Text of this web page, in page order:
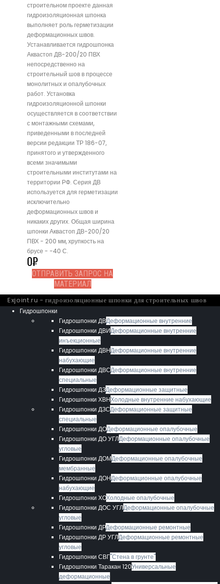
строительном проекте данная
гидроизоляционная шпонка
выполняет роль герметизации
деформационных швов.
Устанавливается гидрошпонка
Аквастоп ДВ-200/20 ПВХ
непосредственно на
строительный шов в процессе
монолитных и опалубочных
работ. Установка
гидроизоляционной шпонки
осуществляется в соответствии
с монтажными схемами,
приведенными в последней
версии редакции ТР 186-07,
принятого и утвержденного
всеми значимыми
строительными институтами на
территории РФ. Серия ДВ
используется для герметизации
исключительно
деформационных швов и
никаких других. Общая ширина
шпонки Аквастоп ДВ-200/20
ПВХ - 200 мм, хрупкость на
брусе - -40 С.
0₽
ОТПРАВИТЬ ЗАПРОС НА
МАТЕРИАЛ
Exjoint.ru - гидроизоляционные шпонки для строительных швов
Гидрошпонки
Гидрошпонки ДВДеформационные внутренние
Гидрошпонки ДВИДеформационные внутренние
инъекционные
Гидрошпонки ДВНДеформационные внутренние
набухающие
Гидрошпонки ДВСДеформационные внутренние
специальные
Гидрошпонки ДЗДеформационные защитные
Гидрошпонки ХВНХолодные внутренние набухающие
Гидрошпонки ДЗСДеформационные защитные
специальные
Гидрошпонки ДОДеформационные опалубочные
Гидрошпонки ДО УГЛДеформационные опалубочные
угловые
Гидрошпонки ДОМДеформационные опалубочные
мембранные
Гидрошпонки ДОНДеформационные опалубочные
набухающие
Гидрошпонки ХОХолодные опалубочные
Гидрошпонки ДОС УГЛДеформационные опалубочные
угловые
Гидрошпонки ДРДеформационные ремонтные
Гидрошпонки ДР УГЛДеформационные ремонтные
угловые
Гидрошпонки СВГ"Стена в грунте"
Гидрошпонки Таракан 120Универсальные
деформационные